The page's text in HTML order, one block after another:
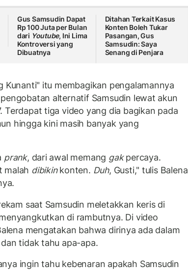
Gus Samsudin Dapat
Rp 100 Juta per Bulan
dari Youtube, Ini Lima
Kontroversi yang
Dibuatnya
Ditahan Terkait Kasus
Konten Boleh Tukar
Pasangan, Gus
Samsudin: Saya
Senang di Penjara
Kunanti" itu membagikan pengalamannya
alternatif Samsudin lewat akun
Terdapat tiga video yang dia bagikan pada
hingga kini masih banyak yang
prank, dari awal memang gakpercaya.
malah dibikinkonten. Duh, Gusti," tulis Balena
saat Samsudin meletakkan keris di
di rambutnya. Di video
mengatakan bahwa dirinya ada dalam
tidak tahu apa-apa.
ingin tahu kebenaran apakah Samsudin